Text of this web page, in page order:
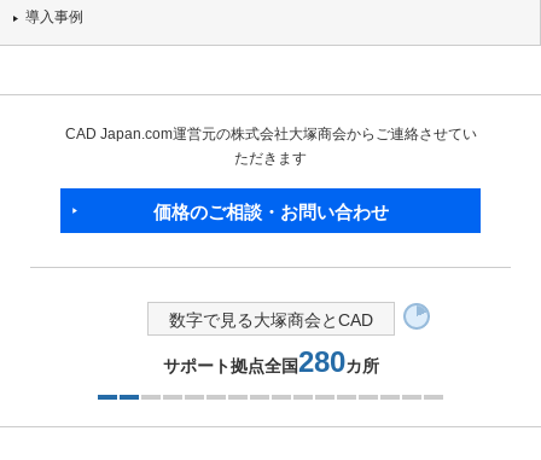
導入事例
CAD Japan.com運営元の株式会社大塚商会からご連絡させてい
ただきます
価格のご相談・お問い合わせ
数字で見る大塚商会とCAD
サポート拠点全国280カ所